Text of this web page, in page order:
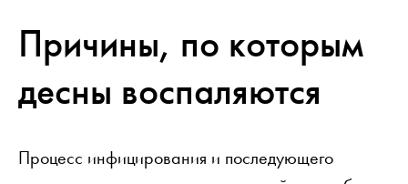
Причины, по которым
десны воспаляются
Процесс инфицирования и последующего